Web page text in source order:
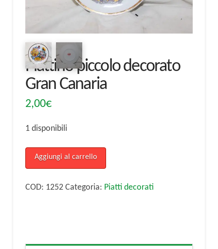
Piattino piccolo decorato
Gran Canaria
2,00€
1 disponibili
Piattino
piccolo
decorato
Aggiungi al carrello
COD: 1252 Categoria: Piatti decorati